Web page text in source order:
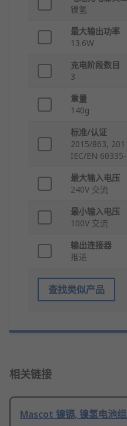
镍氢
最大输出功率
13.6W
充电阶段数目
3
重量
140g
标准/认证
2015/863,
IEC/EN
最大输入电压
240V 交流
最小输入电压
100V 交流
输出连接器
推进
查找类似产品
相关链接
Mascot 镍镉, 镍氢电池